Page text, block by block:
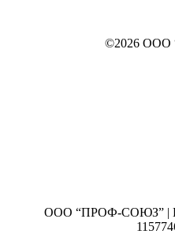
©2026 ООО
ООО “ПРОФ-СОЮЗ” |